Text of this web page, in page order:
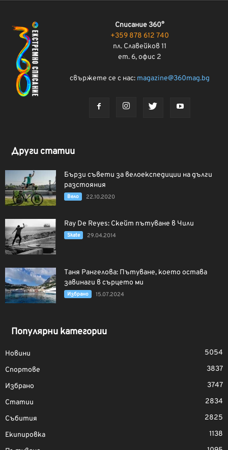
Списание 360°
+359 878 612 740
пл. Славейков 11
ет. 6, офис 2
свържете се с нас: magazine@360mag.bg
Други статии
Бързи съвети за велоекспедиции на дълги
разстояния
Вело 22.10.2020
Ray De Reyes: Скейт пътуване в Чили
Skate 29.04.2014
Таня Рангелова: Пътуване, което остава
завинаги в сърцето ми
Избрано 15.07.2024
Популярни категории
Новини
5054
Спортове
3837
Избрано
3747
Статии
2834
Събития
2825
Екипировка
1138